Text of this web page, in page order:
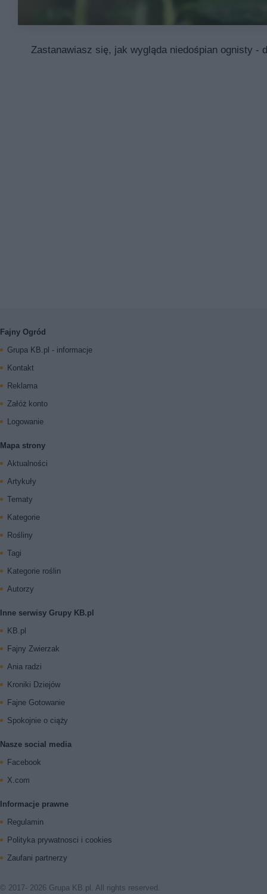
Zastanawiasz się, jak wygląda niedośpian ognisty -
Fajny Ogród
Grupa KB.pl - informacje
Kontakt
Reklama
Załóż konto
Logowanie
Mapa strony
Aktualności
Artykuły
Tematy
Kategorie
Rośliny
Tagi
Kategorie roślin
Autorzy
Inne serwisy Grupy KB.pl
KB.pl
Fajny Zwierzak
Ania radzi
Kroniki Dziejów
Fajne Gotowanie
Spokojnie o ciąży
Nasze social media
Facebook
X.com
Informacje prawne
Regulamin
Polityka prywatnosci i cookies
Zaufani partnerzy
© 2017- 2026 Grupa KB.pl. All rights reserved.